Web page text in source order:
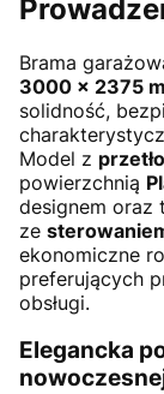
Brama
3000 × 2375
solidność,
Model z
powierzchnią
designem oraz
ze
ekonomiczne
preferujących
obsługi.
Elegancka